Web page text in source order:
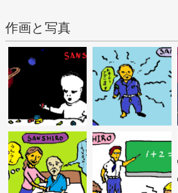
作画と写真